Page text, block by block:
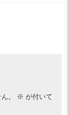
。 ※ が付いて